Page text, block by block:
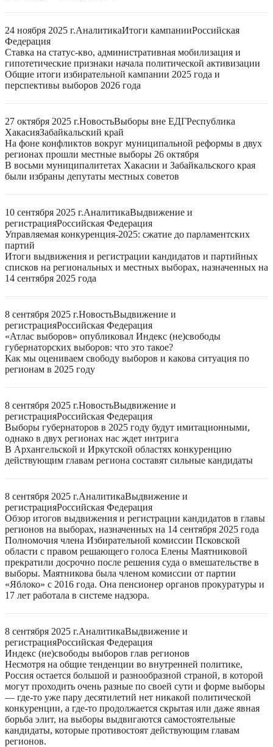
24 ноября 2025 г.АналитикаИтоги кампанииРоссийская
Федерация
Ставка на статус-кво, административная мобилизация и
гипотетические признаки начала политической активизации
Общие итоги избирательной кампании 2025 года и
перспективы выборов 2026 года
27 октября 2025 г.НовостьВыборы вне ЕДГРеспублика
ХакасияЗабайкальский край
На фоне конфликтов вокруг муниципальной реформы в двух
регионах прошли местные выборы 26 октября
В восьми муниципалитетах Хакасии и Забайкальского края
были избраны депутаты местных советов
10 сентября 2025 г.АналитикаВыдвижение и
регистрацияРоссийская Федерация
Управляемая конкуренция-2025: сжатие до парламентских
партий
Итоги выдвижения и регистрации кандидатов и партийных
списков на региональных и местных выборах, назначенных на
14 сентября 2025 года
8 сентября 2025 г.НовостьВыдвижение и
регистрацияРоссийская Федерация
«Атлас выборов» опубликовал Индекс (не)свободы
губернаторских выборов: что это такое?
Как мы оцениваем свободу выборов и какова ситуация по
регионам в 2025 году
8 сентября 2025 г.НовостьВыдвижение и
регистрацияРоссийская Федерация
Выборы губернаторов в 2025 году будут имитационными,
однако в двух регионах нас ждет интрига
В Архангельской и Иркутской областях конкуренцию
действующим главам региона составят сильные кандидаты
8 сентября 2025 г.АналитикаВыдвижение и
регистрацияРоссийская Федерация
Обзор итогов выдвижения и регистрации кандидатов в главы
регионов на выборах, назначенных на 14 сентября 2025 года
Полномочия члена Избирательной комиссии Псковской
области с правом решающего голоса Елены Маятниковой
прекратили досрочно после решения суда о вмешательстве в
выборы. Маятникова была членом комиссии от партии
«Яблоко» с 2016 года. Она пенсионер органов прокуратуры и
17 лет работала в системе надзора.
8 сентября 2025 г.АналитикаВыдвижение и
регистрацияРоссийская Федерация
Индекс (не)свободы выборов глав регионов
Несмотря на общие тенденции во внутренней политике,
Россия остается большой и разнообразной страной, в которой
могут проходить очень разные по своей сути и форме выборы
— где-то уже пару десятилетий нет никакой политической
конкуренции, а где-то продолжается скрытая или даже явная
борьба элит, на выборы выдвигаются самостоятельные
кандидаты, которые противостоят действующим главам
регионов.